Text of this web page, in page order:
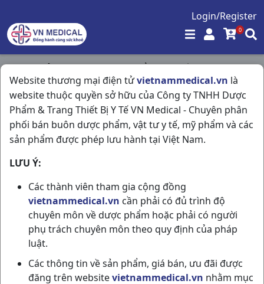
Login/Register
0
Website thương mại điện tửvietnammedical.vn là
website thuộc quyền sở hữu của Công ty TNHH Dược
Phẩm & Trang Thiết Bị Y Tế VN Medical - Chuyên phân
phối bán buôn dược phẩm, vật tư y tế, mỹ phẩm và các
sản phẩm được phép lưu hành tại Việt Nam.
LƯU Ý:
Các thành viên tham gia cộng đồng
vietnammedical.vn cần phải có đủ trình độ
chuyên môn về dược phẩm hoặc phải có người
phụ trách chuyên môn theo quy định của pháp
luật.
Các thông tin về sản phẩm, giá bán, ưu đãi được
đăng trên websitevietnammedical.vn nhằm mục
Trang chủ / Tim Mạch - Lợi Tiểu- Nội Tiết /
Irbesartan 150 H28v Stellapharm